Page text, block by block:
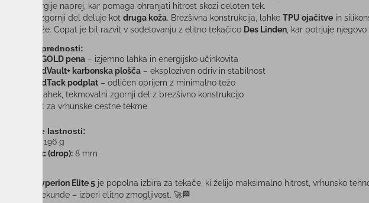
prenos energije naprej, kar pomaga ohranjati hitrost skozi celoten tek.
Ultralahek zgornji del deluje kot druga koža. Brezšivna konstrukcija, lahke TPU ojačitvein
odvečne teže. Copat je bil razvit v sodelovanju z elitno tekačico Des Linden, kar potrjuje
🔥 Ključne prednosti:
DNA GOLD pena– izjemno lahka in energijsko učinkovita
SpeedVault+ karbonska plošča– eksploziven odriv in stabilnost
SpeedTack podplat– odličen oprijem z minimalno težo
Ultralahek, tekmovalni zgornji del z brezšivno konstrukcijo
Razvit za vrhunske cestne tekme
⚙️ Tehnične lastnosti:
196 g
Padec (drop):8 mm
BROOKS Hyperion Elite 5je popolna izbira za tekače, ki želijo maksimalno hitrost, vrhunsko
Ko štejejo sekunde – izberi elitno zmogljivost. 🚀🏁